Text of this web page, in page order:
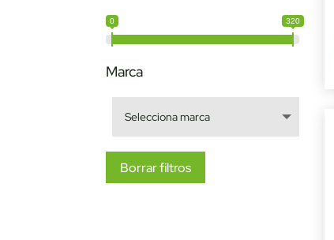
0 320
Marca
Borrar filtros